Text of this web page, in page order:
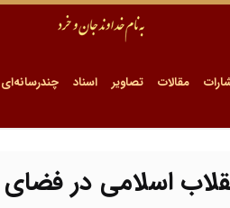
مقالات تصاویر اسناد چندرسانه‌ای
اسلامی در